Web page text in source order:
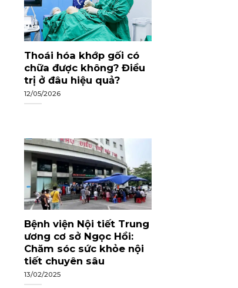
Thoái hóa khớp gối có
chữa được không? Điều
trị ở đâu hiệu quả?
12/05/2026
Bệnh viện Nội tiết Trung
ương cơ sở Ngọc Hồi:
Chăm sóc sức khỏe nội
tiết chuyên sâu
13/02/2025